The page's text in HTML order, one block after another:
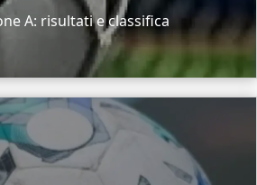
A: risultati e classifica